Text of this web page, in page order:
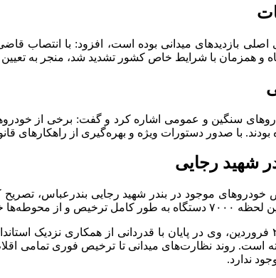
و همزمان با شرایط خاص کشور تشدید شد، منجر به
سنگین و عمومی اشاره کرد و گفت: برخی از
با صدور دستورات ویژه و بهره‌گیری از راهکار‌های
موجود در بندر شهید رجایی بندرعباس،
به نقل از روابط عمومی دادگستری هرمزگان در روز جمعه ۲۱ فروردین، وی در
است. روند نظارت‌های میدانی تا ترخیص فوری تمامی
ندارد.